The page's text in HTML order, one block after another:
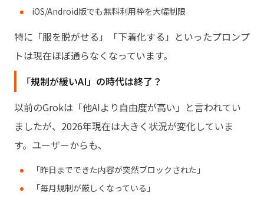
iOS/Android版でも無料利用枠を大幅制限
特に「服を脱がせる」「下着化する」といったプロンプ
トは現在ほぼ通らなくなっています。
「規制が緩いAI」の時代は終了？
以前のGrokは「他AIより自由度が高い」と言われてい
ましたが、2026年現在は大きく状況が変化していま
す。ユーザーからも、
「昨日までできた内容が突然ブロックされた」
「毎月規制が厳しくなっている」